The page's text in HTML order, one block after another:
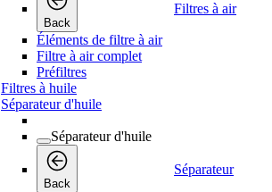
Back
Filtres à air
Éléments de filtre à air
Filtre à air complet
Préfiltres
Filtres à huile
Séparateur d'huile
Séparateur d'huile
Back
Séparateur